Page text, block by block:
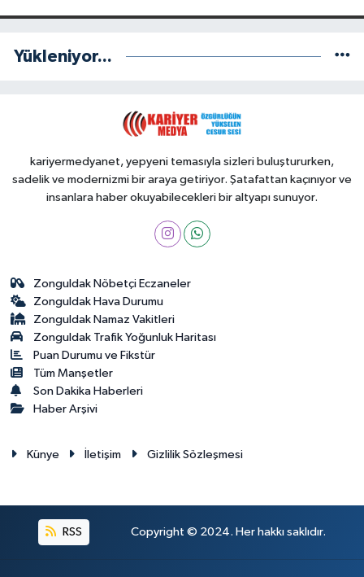
Yükleniyor...
kariyermedyanet, yepyeni temasıyla sizleri buluştururken,
sadelik ve modernizmi bir araya getiriyor. Şatafattan kaçınıyor ve
insanlara haber okuyabilecekleri bir altyapı sunuyor.
Zonguldak Nöbetçi Eczaneler
Zonguldak Hava Durumu
Zonguldak Namaz Vakitleri
Zonguldak Trafik Yoğunluk Haritası
Puan Durumu ve Fikstür
Tüm Manşetler
Son Dakika Haberleri
Haber Arşivi
Künye İletişim Gizlilik Sözleşmesi
RSS Copyright © 2024. Her hakkı saklıdır.